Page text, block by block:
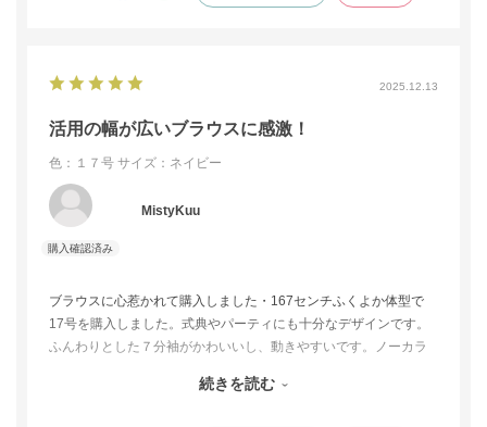
2025.12.13
活用の幅が広いブラウスに感激！
色：１７号 サイズ：ネイビー
MistyKuu
ブラウスに心惹かれて購入しました・167センチふくよか体型で
17号を購入しました。式典やパーティにも十分なデザインです。
ふんわりとした７分袖がかわいいし、動きやすいです。ノーカラ
続きを読む